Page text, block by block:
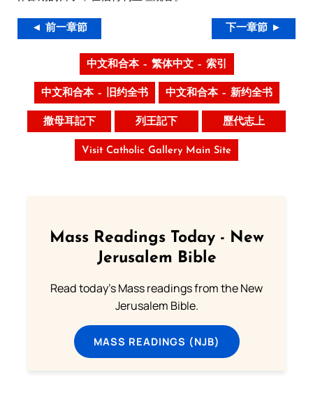
◄ 前一章節 下一章節 ►
中文和合本 – 繁体中文 – 索引
中文和合本 – 旧约全书 中文和合本 – 新约全书
撒母耳記下 列王記下 歷代志上
Visit Catholic Gallery Main Site
Mass Readings Today - New
Jerusalem Bible
Read today's Mass readings from the New
Jerusalem Bible.
MASS READINGS (NJB)